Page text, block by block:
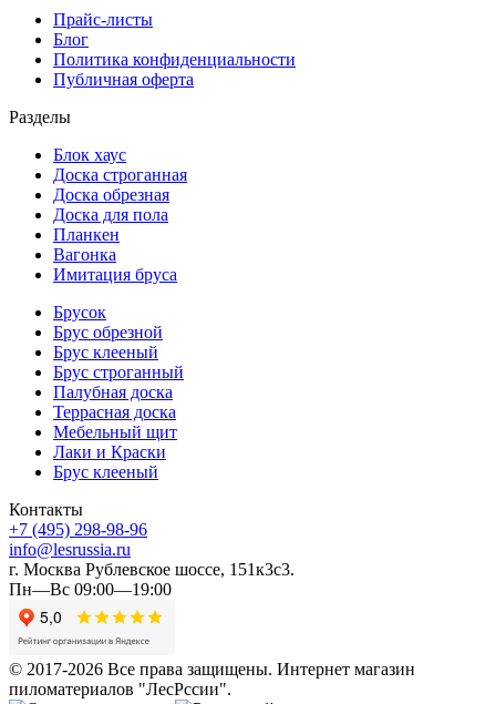
Прайс-листы
Блог
Политика конфиденциальности
Публичная оферта
Разделы
Блок хаус
Доска строганная
Доска обрезная
Доска для пола
Планкен
Вагонка
Имитация бруса
Брусок
Брус обрезной
Брус клееный
Брус строганный
Палубная доска
Террасная доска
Мебельный щит
Лаки и Краски
Брус клееный
Контакты
+7 (495) 298-98-96
info@lesrussia.ru
г. Москва Рублевское шоссе, 151к3с3.
Пн—Вс 09:00—19:00
© 2017-2026 Все права защищены. Интернет магазин
пиломатериалов "ЛесРссии".